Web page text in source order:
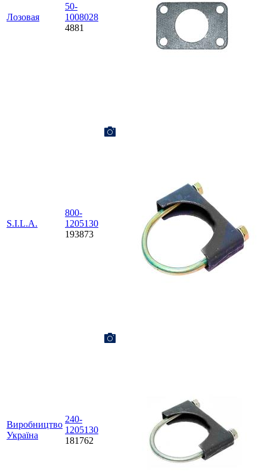
Лозовая
50-
1008028
4881
S.I.L.A.
800-
1205130
193873
Виробництво
Україна
240-
1205130
181762